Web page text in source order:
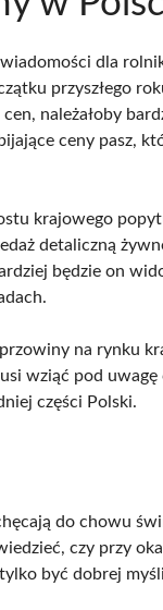
dla
przyszłego
należałoby
ceny pasz,
krajowego
detaliczną
będzie on
na rynku
wziąć pod
części Polski.
do chowu
czy przy
być dobrej